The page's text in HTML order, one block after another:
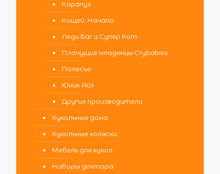
Карапуз
Кощей. Начало
Леди Баг и Супер Кот
Плачущие младенцы Crybabies
Полесье
Юник Айз
Другие производители
Кукольные дома
Кукольные коляски
Мебель для кукол
Наборы доктора